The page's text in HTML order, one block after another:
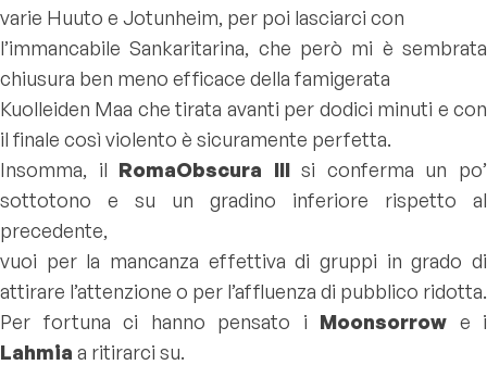
varie Huuto e Jotunheim, per poi lasciarci con
l’immancabile Sankaritarina, che però mi è sembrata
chiusura ben meno efficace della famigerata
Kuolleiden Maa che tirata avanti per dodici minuti e con
il finale così violento è sicuramente perfetta.
Insomma, il RomaObscura IIIsi conferma un po’
sottotono e su un gradino inferiore rispetto al
precedente,
vuoi per la mancanza effettiva di gruppi in grado di
attirare l’attenzione o per l’affluenza di pubblico ridotta.
Per fortuna ci hanno pensato i Moonsorrow e i
Lahmia a ritirarci su.